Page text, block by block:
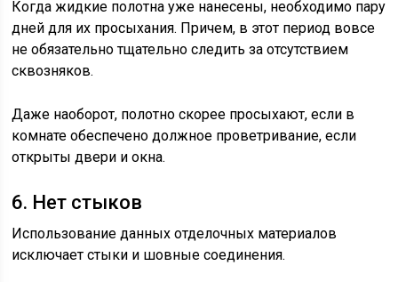
Когда жидкие полотна уже нанесены, необходимо пару
дней для их просыхания. Причем, в этот период вовсе
не обязательно тщательно следить за отсутствием
сквозняков.
Даже наоборот, полотно скорее просыхают, если в
комнате обеспечено должное проветривание, если
открыты двери и окна.
6. Нет стыков
Использование данных отделочных материалов
исключает стыки и шовные соединения.